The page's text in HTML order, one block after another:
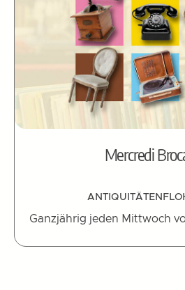
Mercredi
Ganzjährig jeden Mittwoch